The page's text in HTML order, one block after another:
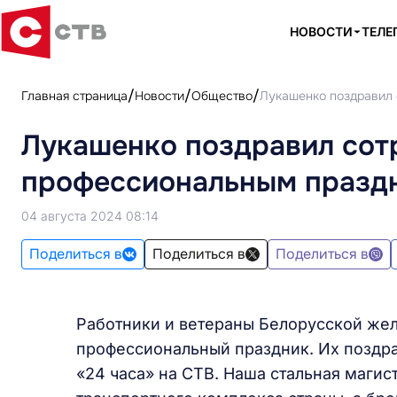
НОВОСТИ
Главная страница Новости Общество Лукашенко
Лукашенко поздравил
профессиональным
04 августа 2024 08:14
Поделиться в Поделиться в Поделиться в
Работники и ветераны Белорусской
профессиональный праздник. Их
«24 часа» на СТВ. Наша стальная